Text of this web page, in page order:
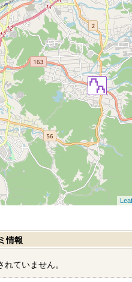
情報
ていません。